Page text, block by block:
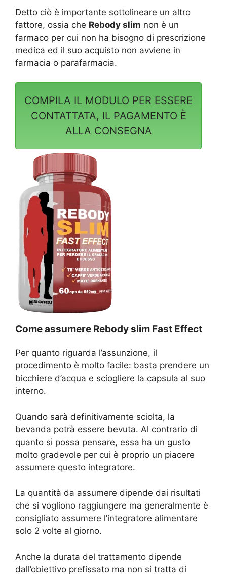
Detto ciò è importante sottolineare un altro
fattore, ossia che Rebody slim non è un
farmaco per cui non ha bisogno di prescrizione
medica ed il suo acquisto non avviene in
farmacia o parafarmacia.
COMPILA IL MODULO PER ESSERE
CONTATTATA, IL PAGAMENTO È
ALLA CONSEGNA
Come assumere Rebody slim Fast Effect
Per quanto riguarda l’assunzione, il
procedimento è molto facile: basta prendere un
bicchiere d’acqua e sciogliere la capsula al suo
interno.
Quando sarà definitivamente sciolta, la
bevanda potrà essere bevuta. Al contrario di
quanto si possa pensare, essa ha un gusto
molto gradevole per cui è proprio un piacere
assumere questo integratore.
La quantità da assumere dipende dai risultati
che si vogliono raggiungere ma generalmente è
consigliato assumere l’integratore alimentare
solo 2 volte al giorno.
Anche la durata del trattamento dipende
dall’obiettivo prefissato ma non si tratta di